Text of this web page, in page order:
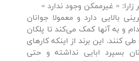
« غیرممکن وجود ندارد »
بالایی دارد و معمولا جوانان
و به آنها کمک می‌کند تا پلکان
کنند. این برند از اینکه کارهای
بسپرد ابایی نداشته و حتی